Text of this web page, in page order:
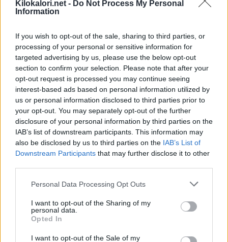
Kilokalori.net - Do Not Process My Personal
Information
If you wish to opt-out of the sale, sharing to third parties, or
processing of your personal or sensitive information for
targeted advertising by us, please use the below opt-out
section to confirm your selection. Please note that after your
opt-out request is processed you may continue seeing
interest-based ads based on personal information utilized by
us or personal information disclosed to third parties prior to
your opt-out. You may separately opt-out of the further
disclosure of your personal information by third parties on the
IAB’s list of downstream participants. This information may
also be disclosed by us to third parties on the IAB’s List of
Downstream Participants that may further disclose it to other
Personal Data Processing Opt Outs
I want to opt-out of the Sharing of my
personal data.
Opted In
I want to opt-out of the Sale of my
Kerrosrahka vanilja&mustikkapiirakka
Energia
71 kcal
0,1 g
Hiilih.
8,4 g
Proteiini
8,6 g
Proteiinipirtelö kaakao
Profeel
Energia
70 kcal
Rasva
1,5 g
Hiilih.
4,0 g
Proteiini
10,0 g
Proteiinirahka, mansikka-raparperi
Profeel
65 kcal
0,2 g
5,9 g
10,0 g
Profeel
Energia